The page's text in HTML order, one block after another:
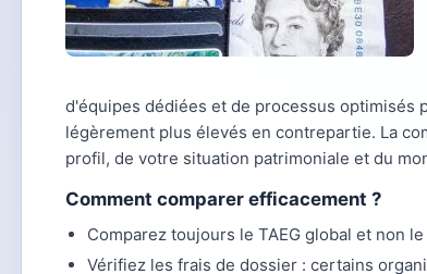
d'équipes dédiées et de processus optimisés
légèrement plus élevés en contrepartie. La
profil, de votre situation patrimoniale et du
Comment comparer efficacement ?
Comparez toujours le TAEG global et non
Vérifiez les frais de dossier : certains